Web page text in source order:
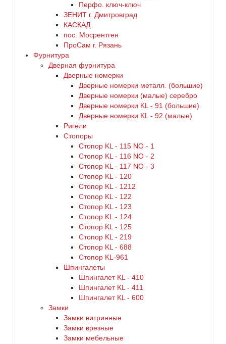
Перфо. ключ-ключ
ЗЕНИТ г. Дмитровград
КАСКАД
пос. Мосрентген
ПроСам г. Рязань
Фурнитура
Дверная фурнитура
Дверные номерки
Дверные номерки металл. (большие)
Дверные номерки (малые) серебро
Дверные номерки KL - 91 (большие)
Дверные номерки KL - 92 (малые)
Ригели
Стопоры
Стопор KL - 115 NO - 1
Стопор KL - 116 NO - 2
Стопор KL - 117 NO - 3
Стопор KL - 120
Стопор KL - 1212
Стопор KL - 122
Стопор KL - 123
Стопор KL - 124
Стопор KL - 125
Стопор KL - 219
Стопор KL - 688
Стопор KL-961
Шпингалеты
Шпингалет KL - 410
Шпингалет KL - 411
Шпингалет KL - 600
Замки
Замки витринные
Замки врезные
Замки мебельные